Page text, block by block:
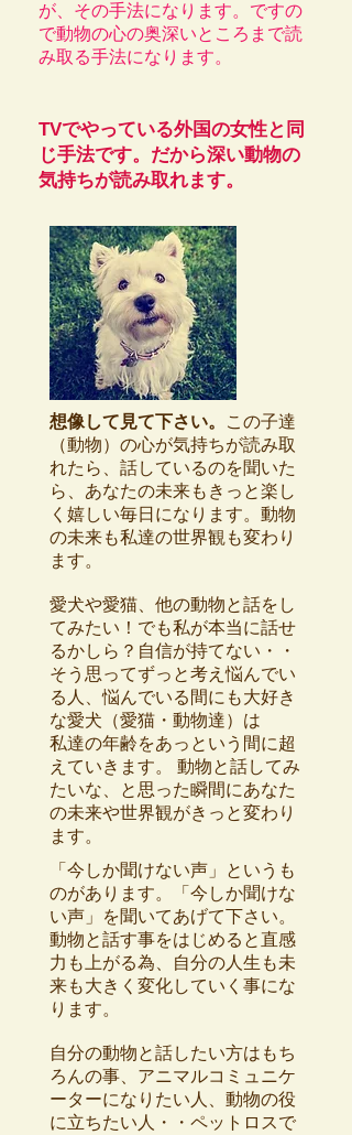
が、その手法になります。ですの
で動物の心の奥深いところまで読
み取る手法になります。
TVでやっている外国の女性と同
じ手法です。だから深い動物の
気持ちが読み取れます。
想像して見て下さい。
この子達
（動物）の心が気持ちが読み取
れたら、話しているのを聞いた
ら、あなたの未来もきっと楽し
く嬉しい毎日になります。 動物
の未来も私達の世界観も変わり
ます。
愛犬や愛猫、他の動物と話をし
てみたい！でも私が本当に話せ
るかしら？自信が持てない・・
そう思ってずっと考え悩んでい
る人、悩んでいる間にも大好き
な愛犬（愛猫・動物達）は
私達の年齢をあっという間に超
えていきます。 動物と話してみ
たいな、と思った瞬間にあなた
の未来や世界観がきっと変わり
ます。
「今しか聞けない声」というも
のがあります。「今しか聞けな
い声」を聞いてあげて下さい。
動物と話す事をはじめると直感
力も上がる為、自分の人生も未
来も大きく変化していく事にな
ります。
自分の動物と話したい方はもち
ろんの事、アニマルコミュニケ
ーターになりたい人、動物の役
に立ちたい人・・ペットロスで